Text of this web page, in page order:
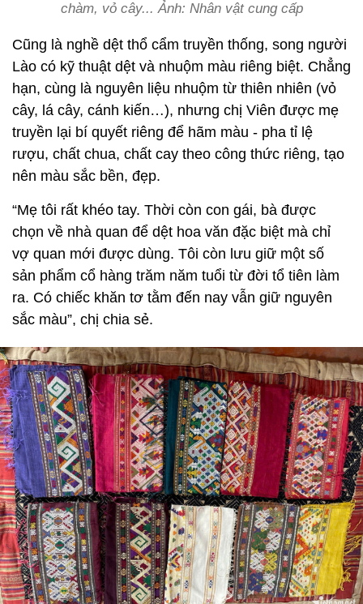
chàm, vỏ cây... Ảnh: Nhân vật cung cấp
Cũng là nghề dệt thổ cẩm truyền thống, song người
Lào có kỹ thuật dệt và nhuộm màu riêng biệt. Chẳng
hạn, cùng là nguyên liệu nhuộm từ thiên nhiên (vỏ
cây, lá cây, cánh kiến…), nhưng chị Viên được mẹ
truyền lại bí quyết riêng để hãm màu - pha tỉ lệ
rượu, chất chua, chất cay theo công thức riêng, tạo
nên màu sắc bền, đẹp.
“Mẹ tôi rất khéo tay. Thời còn con gái, bà được
chọn về nhà quan để dệt hoa văn đặc biệt mà chỉ
vợ quan mới được dùng. Tôi còn lưu giữ một số
sản phẩm cổ hàng trăm năm tuổi từ đời tổ tiên làm
ra. Có chiếc khăn tơ tằm đến nay vẫn giữ nguyên
sắc màu”, chị chia sẻ.